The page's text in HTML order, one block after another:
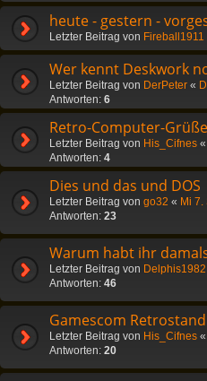
heute - gestern -
Letzter Beitrag von Fireball1911
Wer kennt Deskwork
Letzter Beitrag von DerPeter «
Antworten: 6
Retro-Computer-
Letzter Beitrag von His_Cifnes «
Antworten: 4
Dies und das und DOS
Letzter Beitrag von go32 « Mi
Antworten: 23
Warum habt ihr
Letzter Beitrag von Delphis1982
Antworten: 46
Gamescom Retrostand
Letzter Beitrag von His_Cifnes «
Antworten: 20